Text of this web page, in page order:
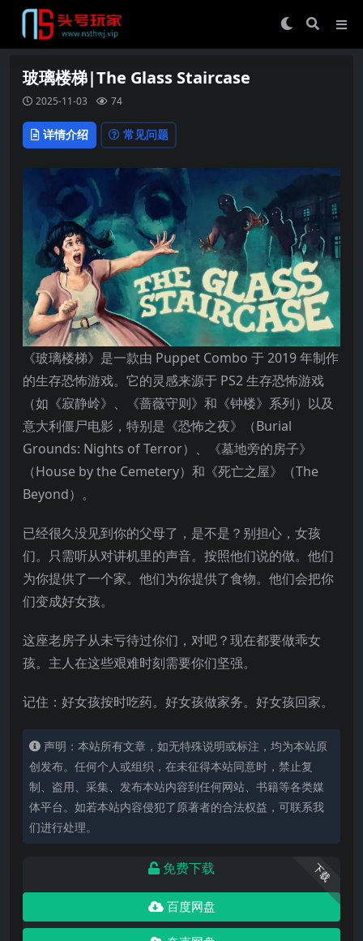
玻璃楼梯|The Glass Staircase
2025-11-03 74
详情介绍 常见问题
《玻璃楼梯》是一款由 Puppet Combo 于 2019 年制作
的生存恐怖游戏。它的灵感来源于 PS2 生存恐怖游戏
（如《寂静岭》、《蔷薇守则》和《钟楼》系列）以及
意大利僵尸电影，特别是《恐怖之夜》（Burial
Grounds: Nights of Terror）、《墓地旁的房子》
（House by the Cemetery）和《死亡之屋》（The
Beyond）。
已经很久没见到你的父母了，是不是？别担心，女孩
们。只需听从对讲机里的声音。按照他们说的做。他们
为你提供了一个家。他们为你提供了食物。他们会把你
们变成好女孩。
这座老房子从未亏待过你们，对吧？现在都要做乖女
孩。主人在这些艰难时刻需要你们坚强。
记住：好女孩按时吃药。好女孩做家务。好女孩回家。
声明：本站所有文章，如无特殊说明或标注，均为本站原
创发布。任何个人或组织，在未征得本站同意时，禁止复
制、盗用、采集、发布本站内容到任何网站、书籍等各类媒
体平台。如若本站内容侵犯了原著者的合法权益，可联系我
们进行处理。
下载
免费下载
百度网盘